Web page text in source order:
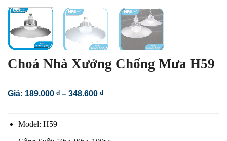
Choá Nhà Xưởng Chống Mưa H59
Giá: 189.000 đ – 348.600 đKhoảng
Model: H59